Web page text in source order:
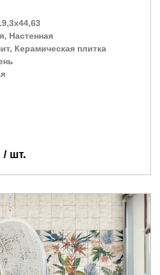
Настенная
Керамическая плитка
/ шт.